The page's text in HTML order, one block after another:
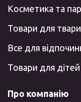
Косметика та
Товари для
Все для
Товари для дітей
Про компанію